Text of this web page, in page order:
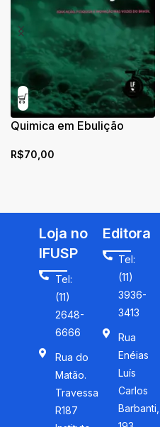
Quimica em Ebulição
R$70,00
Loja no
IFUSP
Tel:
(11)
2648-
6666
Rua do
Matão.
Travessa
R187
Editora
Tel:
(11)
3936-
3413
Rua
Enéias
Luís
Carlos
Barbanti,